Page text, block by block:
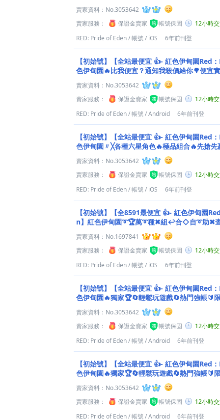
賣家資料： No.3053642
賣家服務：
保證金賣家 帳號保固
12小時
RED: Pride of Eden/帳號/ iOS 6年前刊登
【初始號】【全站最便宜 👍- 紅色伊甸園Red
色伊甸園🔥比我便宜？通知我殺價給你🌳便宜
賣家資料： No.3053642
賣家服務：
保證金賣家 帳號保固
12小時
RED: Pride of Eden/帳號/Android 6年前刊登
【初始號】【全站最便宜 👍- 紅色伊甸園Red
色伊甸園〃╳各種六星角色🔥極品組合🔥先搶
賣家資料： No.3053642
賣家服務：
保證金賣家 帳號保固
12小時
RED: Pride of Eden/帳號/ iOS 6年前刊登
【初始號】【全8591最便宜 👍- 紅色伊甸園
n】紅色伊甸園➰🏆萬➰種✖組↩合◇自➰助✖
賣家資料： No.1697841
賣家服務：
保證金賣家 帳號保固
12小時
RED: Pride of Eden/帳號/ iOS 6年前刊登
【初始號】【全站最便宜 👍- 紅色伊甸園Red
色伊甸園🔥獨家🏆🔄輕鬆玩遊戲🔄熱門強帳🔰
賣家資料： No.3053642
賣家服務：
保證金賣家 帳號保固
12小時
RED: Pride of Eden/帳號/Android 6年前刊登
【初始號】【全站最便宜 👍- 紅色伊甸園Red
色伊甸園🔥獨家🏆🔄輕鬆玩遊戲🔄熱門強帳🔰
賣家資料： No.3053642
賣家服務：
保證金賣家 帳號保固
12小時
RED: Pride of Eden/帳號/Android 6年前刊登